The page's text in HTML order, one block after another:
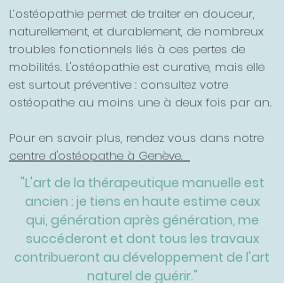
L’ostéopathie permet de traiter en douceur,
naturellement, et durablement, de nombreux
troubles fonctionnels liés à ces pertes de
mobilités. L'ostéopathie est curative, mais elle
est surtout préventive : consultez votre
ostéopathe au moins une à deux fois par an.
Pour en savoir plus, rendez vous dans notre
centre d'ostéopathe à Genève.
"L'art de la thérapeutique manuelle est
ancien : je tiens en haute estime ceux
qui, génération après génération, me
succéderont et dont tous les travaux
contribueront au développement de l'art
naturel de guérir."